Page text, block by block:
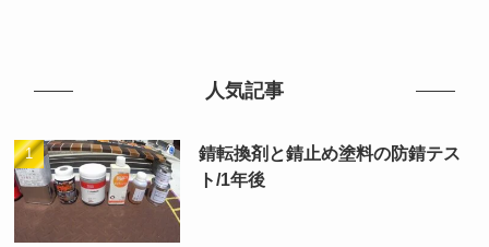
人気記事
錆転換剤と錆止め塗料の防錆テス
ト/1年後